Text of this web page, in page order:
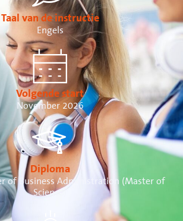
Taal van de instructie
Engels
Volgende start
November 2026
Diploma
of Business Administration (Master of
Science)